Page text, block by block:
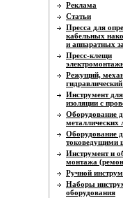
Реклама
Статьи
Пресса для
кабельных
и аппаратных
Пресс-клещи
Режущий,
Инструмент
изоляции с
Оборудование
металлических
Оборудование
токоведущими
Инструмент и
монтажа
Ручной
Наборы
оборудования